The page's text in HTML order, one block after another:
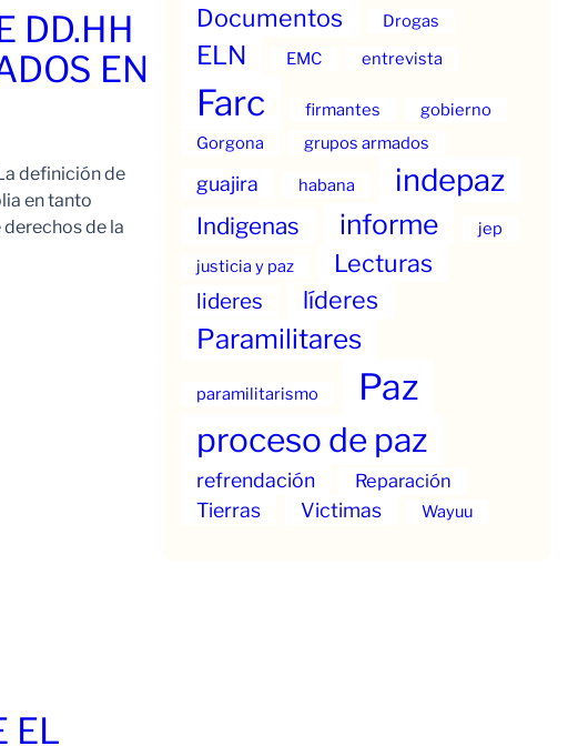
DD.HH
EN
definición de
en tanto
de la
EL
Documentos Drogas
ELN EMC entrevista
Farc firmantes
gobierno
Gorgona
grupos armados
guajira habana indepaz
Indigenas informe
jep
justicia y paz
Lecturas
lideres líderes
Paramilitares
paramilitarismo Paz
proceso de paz
refrendación Reparación
Tierras Victimas Wayuu